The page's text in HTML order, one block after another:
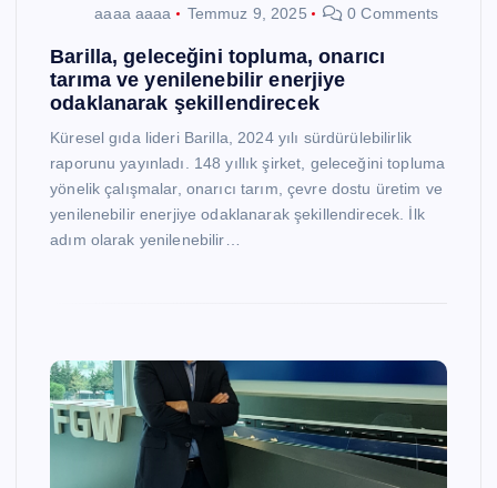
aaaa aaaa Temmuz 9, 2025 0 Comments
Barilla, geleceğini topluma, onarıcı
tarıma ve yenilenebilir enerjiye
odaklanarak şekillendirecek
Küresel gıda lideri Barilla, 2024 yılı sürdürülebilirlik
raporunu yayınladı. 148 yıllık şirket, geleceğini topluma
yönelik çalışmalar, onarıcı tarım, çevre dostu üretim ve
yenilenebilir enerjiye odaklanarak şekillendirecek. İlk
adım olarak yenilenebilir…